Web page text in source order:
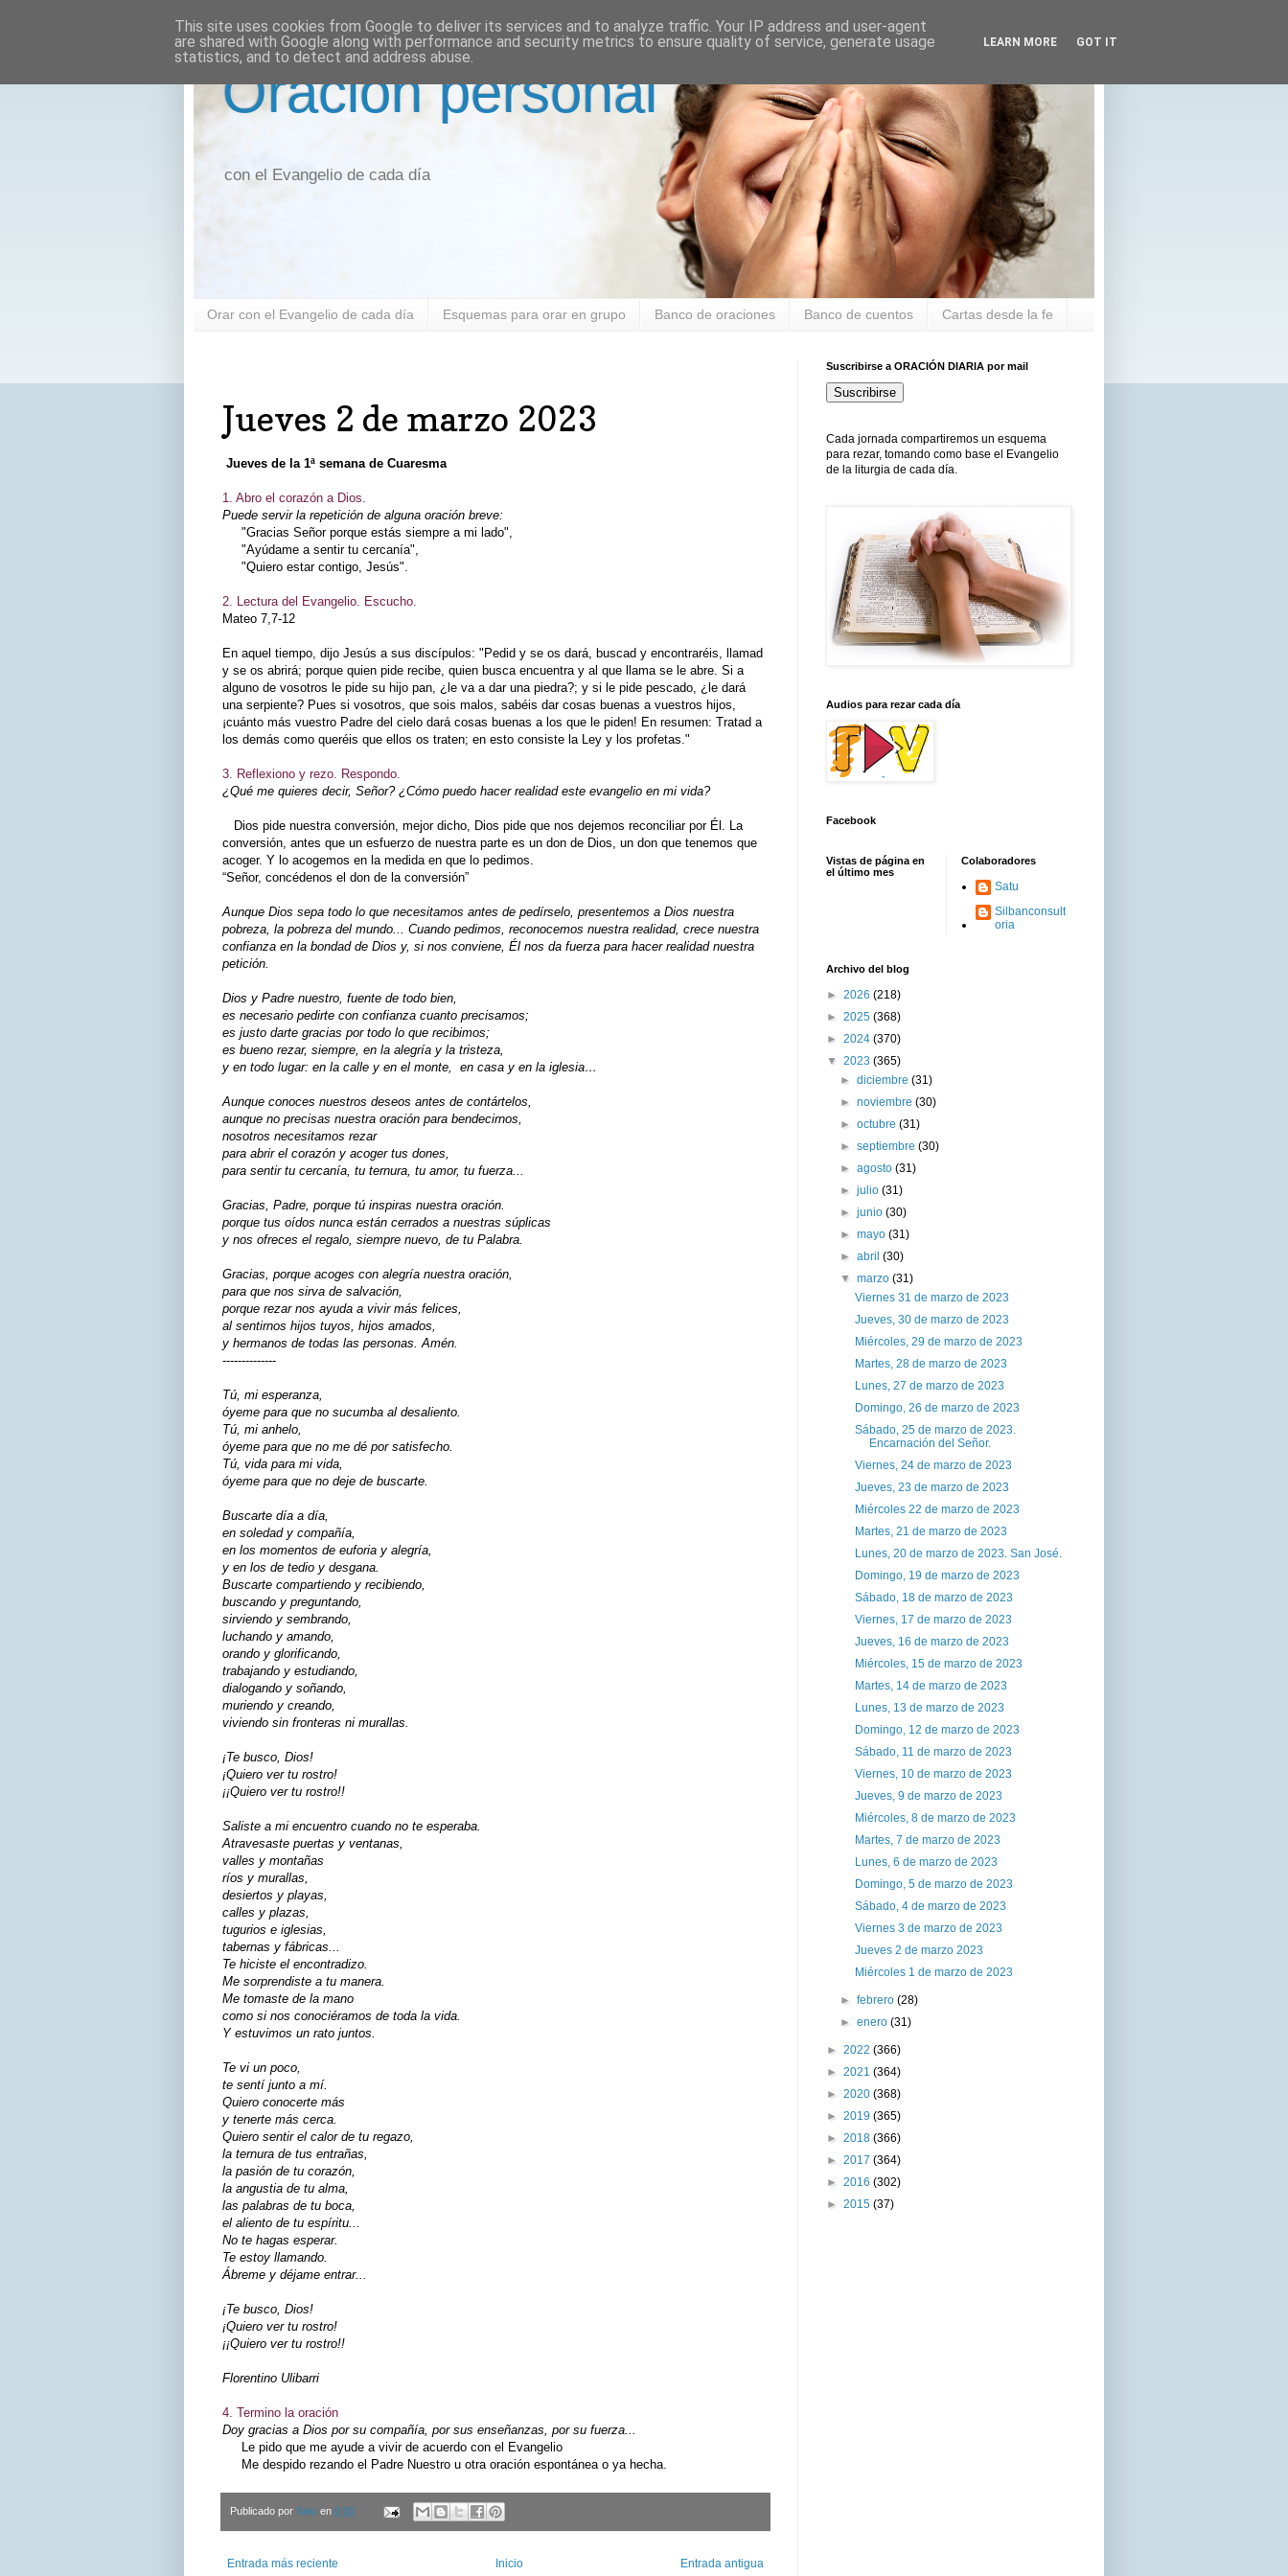
Oración personal
con el Evangelio de cada día
Orar con el Evangelio de cada día Esquemas para orar en grupo Banco de oraciones Banco de cuentos Cartas desde la fe
Jueves 2 de marzo 2023
Jueves de la 1ª semana de Cuaresma
1. Abro el corazón a Dios.
Puede servir la repetición de alguna oración breve:
"Gracias Señor porque estás siempre a mi lado",
"Ayúdame a sentir tu cercanía",
"Quiero estar contigo, Jesús".
2. Lectura del Evangelio. Escucho.
Mateo 7,7-12
En aquel tiempo, dijo Jesús a sus discípulos: "Pedid y se os dará, buscad y encontraréis, llamad
y se os abrirá; porque quien pide recibe, quien busca encuentra y al que llama se le abre. Si a
alguno de vosotros le pide su hijo pan, ¿le va a dar una piedra?; y si le pide pescado, ¿le dará
una serpiente? Pues si vosotros, que sois malos, sabéis dar cosas buenas a vuestros hijos,
¡cuánto más vuestro Padre del cielo dará cosas buenas a los que le piden! En resumen: Tratad a
los demás como queréis que ellos os traten; en esto consiste la Ley y los profetas."
3. Reflexiono y rezo. Respondo.
¿Qué me quieres decir, Señor? ¿Cómo puedo hacer realidad este evangelio en mi vida?
Dios pide nuestra conversión, mejor dicho, Dios pide que nos dejemos reconciliar por Él. La
conversión, antes que un esfuerzo de nuestra parte es un don de Dios, un don que tenemos que
acoger. Y lo acogemos en la medida en que lo pedimos.
“Señor, concédenos el don de la conversión”
Aunque Dios sepa todo lo que necesitamos antes de pedírselo, presentemos a Dios nuestra
pobreza, la pobreza del mundo... Cuando pedimos, reconocemos nuestra realidad, crece nuestra
confianza en la bondad de Dios y, si nos conviene, Él nos da fuerza para hacer realidad nuestra
petición.
Dios y Padre nuestro, fuente de todo bien,
es necesario pedirte con confianza cuanto precisamos;
es justo darte gracias por todo lo que recibimos;
es bueno rezar, siempre, en la alegría y la tristeza,
y en todo lugar: en la calle y en el monte, en casa y en la iglesia…
Aunque conoces nuestros deseos antes de contártelos,
aunque no precisas nuestra oración para bendecirnos,
nosotros necesitamos rezar
para abrir el corazón y acoger tus dones,
para sentir tu cercanía, tu ternura, tu amor, tu fuerza...
Gracias, Padre, porque tú inspiras nuestra oración.
porque tus oídos nunca están cerrados a nuestras súplicas
y nos ofreces el regalo, siempre nuevo, de tu Palabra.
Gracias, porque acoges con alegría nuestra oración,
para que nos sirva de salvación,
porque rezar nos ayuda a vivir más felices,
al sentirnos hijos tuyos, hijos amados,
y hermanos de todas las personas. Amén.
--------------
Tú, mi esperanza,
óyeme para que no sucumba al desaliento.
Tú, mi anhelo,
óyeme para que no me dé por satisfecho.
Tú, vida para mi vida,
óyeme para que no deje de buscarte.
Buscarte día a día,
en soledad y compañía,
en los momentos de euforia y alegría,
y en los de tedio y desgana.
Buscarte compartiendo y recibiendo,
buscando y preguntando,
sirviendo y sembrando,
luchando y amando,
orando y glorificando,
trabajando y estudiando,
dialogando y soñando,
muriendo y creando,
viviendo sin fronteras ni murallas.
¡Te busco, Dios!
¡Quiero ver tu rostro!
¡¡Quiero ver tu rostro!!
Saliste a mi encuentro cuando no te esperaba.
Atravesaste puertas y ventanas,
valles y montañas
ríos y murallas,
desiertos y playas,
calles y plazas,
tugurios e iglesias,
tabernas y fábricas...
Te hiciste el encontradizo.
Me sorprendiste a tu manera.
Me tomaste de la mano
como si nos conociéramos de toda la vida.
Y estuvimos un rato juntos.
Te vi un poco,
te sentí junto a mí.
Quiero conocerte más
y tenerte más cerca.
Quiero sentir el calor de tu regazo,
la ternura de tus entrañas,
la pasión de tu corazón,
la angustia de tu alma,
las palabras de tu boca,
el aliento de tu espíritu...
No te hagas esperar.
Te estoy llamando.
Ábreme y déjame entrar...
¡Te busco, Dios!
¡Quiero ver tu rostro!
¡¡Quiero ver tu rostro!!
Florentino Ulibarri
4. Termino la oración
Doy gracias a Dios por su compañía, por sus enseñanzas, por su fuerza...
Le pido que me ayude a vivir de acuerdo con el Evangelio
Me despido rezando el Padre Nuestro u otra oración espontánea o ya hecha.
Publicado por Satu en 0:00
Entrada más reciente Entrada antigua
Inicio
Suscribirse a ORACIÓN DIARIA por mail
Suscribirse
Cada jornada compartiremos un esquema
para rezar, tomando como base el Evangelio
de la liturgia de cada día.
Audios para rezar cada día
Facebook
Vistas de página en
el último mes
Colaboradores
Satu
Silbanconsult
oria
Archivo del blog
► 2026 (218)
► 2025 (368)
► 2024 (370)
▼ 2023 (365)
►diciembre(31)
►noviembre(30)
►octubre(31)
►septiembre(30)
►agosto(31)
►julio(31)
►junio(30)
►mayo(31)
►abril(30)
▼marzo(31)
Viernes 31 de marzo de 2023
Jueves, 30 de marzo de 2023
Miércoles, 29 de marzo de 2023
Martes, 28 de marzo de 2023
Lunes, 27 de marzo de 2023
Domingo, 26 de marzo de 2023
Sábado, 25 de marzo de 2023.
Encarnación del Señor.
Viernes, 24 de marzo de 2023
Jueves, 23 de marzo de 2023
Miércoles 22 de marzo de 2023
Martes, 21 de marzo de 2023
Lunes, 20 de marzo de 2023. San José.
Domingo, 19 de marzo de 2023
Sábado, 18 de marzo de 2023
Viernes, 17 de marzo de 2023
Jueves, 16 de marzo de 2023
Miércoles, 15 de marzo de 2023
Martes, 14 de marzo de 2023
Lunes, 13 de marzo de 2023
Domingo, 12 de marzo de 2023
Sábado, 11 de marzo de 2023
Viernes, 10 de marzo de 2023
Jueves, 9 de marzo de 2023
Miércoles, 8 de marzo de 2023
Martes, 7 de marzo de 2023
Lunes, 6 de marzo de 2023
Domingo, 5 de marzo de 2023
Sábado, 4 de marzo de 2023
Viernes 3 de marzo de 2023
Jueves 2 de marzo 2023
Miércoles 1 de marzo de 2023
►febrero(28)
►enero(31)
► 2022 (366)
► 2021 (364)
► 2020 (368)
► 2019 (365)
► 2018 (366)
► 2017 (364)
► 2016 (302)
► 2015 (37)
This site uses cookies from Google to deliver its services and to analyze traffic. Your IP address and user-agent
are shared with Google along with performance and security metrics to ensure quality of service, generate usage
statistics, and to detect and address abuse.
LEARN MORE GOT IT